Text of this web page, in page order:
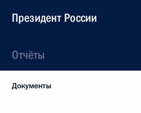
Президент России
Отчёты
Документы